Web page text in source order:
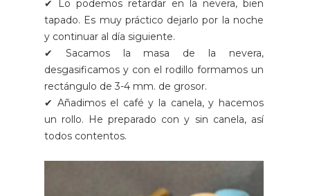
✔ Lo podemos retardar en la nevera, bien
tapado. Es muy práctico dejarlo por la noche
y continuar al día siguiente.
✔ Sacamos la masa de la nevera,
desgasificamos y con el rodillo formamos un
rectángulo de 3-4 mm. de grosor.
✔ Añadimos el café y la canela, y hacemos
un rollo. He preparado con y sin canela, así
todos contentos.